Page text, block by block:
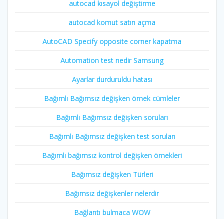
autocad kısayol değiştirme
autocad komut satırı açma
AutoCAD Specify opposite corner kapatma
Automation test nedir Samsung
Ayarlar durduruldu hatası
Bağımlı Bağımsız değişken örnek cümleler
Bağımlı Bağımsız değişken soruları
Bağımlı Bağımsız değişken test soruları
Bağımlı bağımsız kontrol değişken örnekleri
Bağımsız değişken Türleri
Bağımsız değişkenler nelerdir
Bağlantı bulmaca WOW